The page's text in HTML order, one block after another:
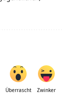
Überrascht Zwinker